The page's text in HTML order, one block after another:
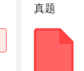
真题